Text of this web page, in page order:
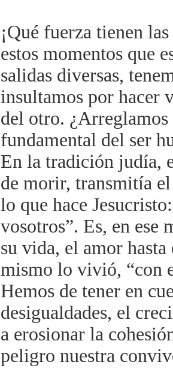
¡Qué fuerza tienen
estos momentos que
salidas diversas,
insultamos por hacer
del otro.
fundamental del ser
En la tradición judía,
de morir, transmitía
lo que hace
vosotros”. Es, en ese
su vida, el amor
mismo lo vivió, “con
Hemos de tener en
desigualdades, el
a erosionar la
peligro nuestra